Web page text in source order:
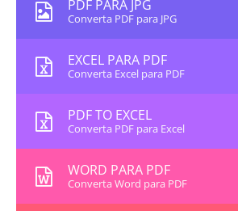
PDF PARA JPG
Converta PDF para JPG
EXCEL PARA PDF
Converta Excel para PDF
PDF TO EXCEL
Converta PDF para Excel
WORD PARA PDF
Converta Word para PDF